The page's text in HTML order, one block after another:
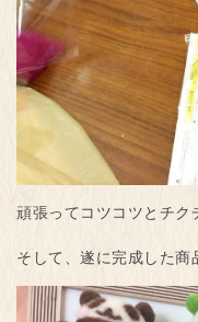
頑張ってコツコツとチク
そして、遂に完成した商